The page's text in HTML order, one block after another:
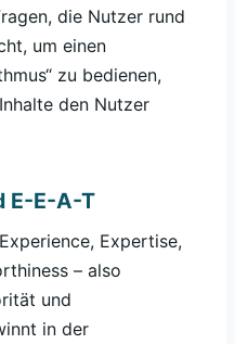
die Nutzer rund
um einen
zu bedienen,
den Nutzer
E-E-A-T
Expertise,
– also
und
in der